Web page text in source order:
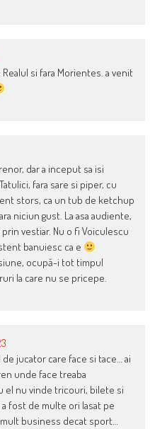
Realul si fara Morientes. a venit
dar a inceput sa isi
fara sare si piper, cu
stors, ca un tub de ketchup
niciun gust. La asa audiente,
vestiar. Nu o fi Voiculescu
banuiesc ca e
ocupă-i tot timpul
la care nu se pricepe.
jucator care face si tace… ai
unde face treaba
el nu vinde tricouri, bilete si
fost de multe ori lasat pe
mult business decat sport…